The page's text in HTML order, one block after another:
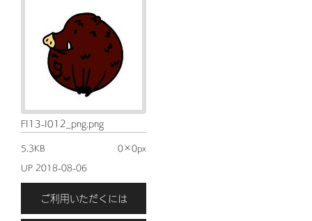
FI13-I012_png.png
5.3KB
0×0px
UP 2018-08-06
ご利用いただくには